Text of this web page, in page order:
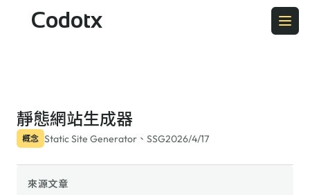
Codotx
靜態網站生成器
概念 Static Site Generator、SSG2026/4/17
來源文章